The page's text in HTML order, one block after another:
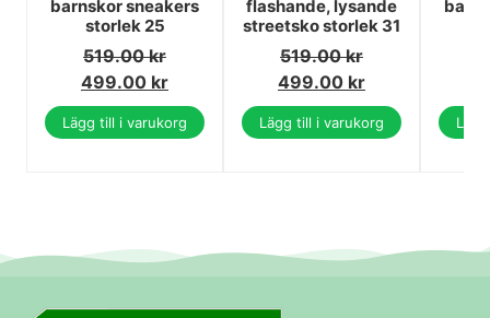
barnskor sneakers
storlek 25
519.00kr
499.00 kr
Lägg till i varukorg
flashande, lysande
streetsko storlek 31
519.00kr
499.00 kr
Lägg till i varukorg